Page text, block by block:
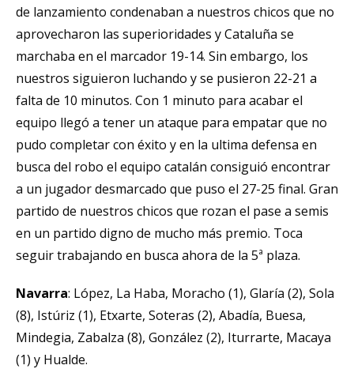
de lanzamiento condenaban a nuestros chicos que no
aprovecharon las superioridades y Cataluña se
marchaba en el marcador 19-14. Sin embargo, los
nuestros siguieron luchando y se pusieron 22-21 a
falta de 10 minutos. Con 1 minuto para acabar el
equipo llegó a tener un ataque para empatar que no
pudo completar con éxito y en la ultima defensa en
busca del robo el equipo catalán consiguió encontrar
a un jugador desmarcado que puso el 27-25 final. Gran
partido de nuestros chicos que rozan el pase a semis
en un partido digno de mucho más premio. Toca
seguir trabajando en busca ahora de la 5ª plaza.
Navarra: López, La Haba, Moracho (1), Glaría (2), Sola
(8), Istúriz (1), Etxarte, Soteras (2), Abadía, Buesa,
Mindegia, Zabalza (8), González (2), Iturrarte, Macaya
(1) y Hualde.